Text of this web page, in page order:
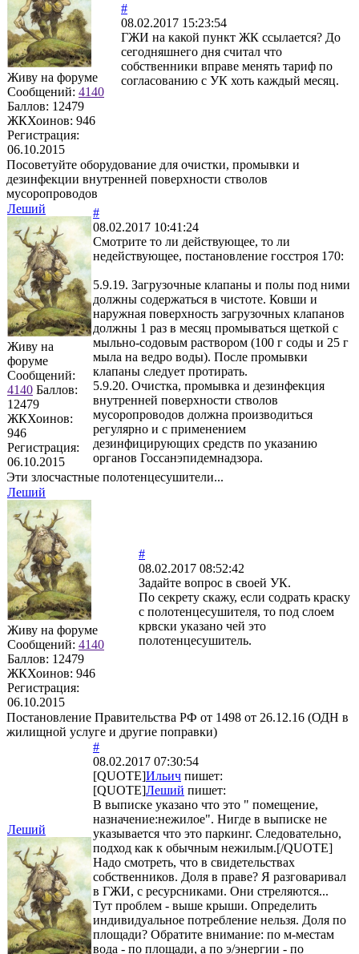
Живу на форуме
Сообщений: 4140
Баллов: 12479
ЖКХоинов: 946
Регистрация:
06.10.2015
#
08.02.2017 15:23:54
ГЖИ на какой пункт ЖК ссылается? До
сегодняшнего дня считал что
собственники вправе менять тариф по
согласованию с УК хоть каждый месяц.
Посоветуйте оборудование для очистки, промывки и
дезинфекции внутренней поверхности стволов
мусоропроводов
Леший
Живу на
форуме
Сообщений:
4140 Баллов:
12479
ЖКХоинов:
946
Регистрация:
06.10.2015
#
08.02.2017 10:41:24
Смотрите то ли действующее, то ли
недействующее, постановление госстроя 170:
5.9.19. Загрузочные клапаны и полы под ними
должны содержаться в чистоте. Ковши и
наружная поверхность загрузочных клапанов
должны 1 раз в месяц промываться щеткой с
мыльно-содовым раствором (100 г соды и 25 г
мыла на ведро воды). После промывки
клапаны следует протирать.
5.9.20. Очистка, промывка и дезинфекция
внутренней поверхности стволов
мусоропроводов должна производиться
регулярно и с применением
дезинфицирующих средств по указанию
органов Госсанэпидемнадзора.
Эти злосчастные полотенцесушители...
Леший
Живу на форуме
Сообщений: 4140
Баллов: 12479
ЖКХоинов: 946
Регистрация:
06.10.2015
#
08.02.2017 08:52:42
Задайте вопрос в своей УК.
По секрету скажу, если содрать краску
с полотенцесушителя, то под слоем
крвски указано чей это
полотенцесушитель.
Постановление Правительства РФ от 1498 от 26.12.16 (ОДН в
жилищной услуге и другие поправки)
Леший
#
08.02.2017 07:30:54
[QUOTE]Ильич пишет:
[QUOTE]Леший пишет:
В выписке указано что это " помещение,
назначение:нежилое". Нигде в выписке не
указывается что это паркинг. Следовательно,
подход как к обычным нежилым.[/QUOTE]
Надо смотреть, что в свидетельствах
собственников. Доля в праве? Я разговаривал
в ГЖИ, с ресурсниками. Они стреляются...
Тут проблем - выше крыши. Определить
индивидуальное потребление нельзя. Доля по
площади? Обратите внимание: по м-местам
вода - по площади, а по э/энергии - по